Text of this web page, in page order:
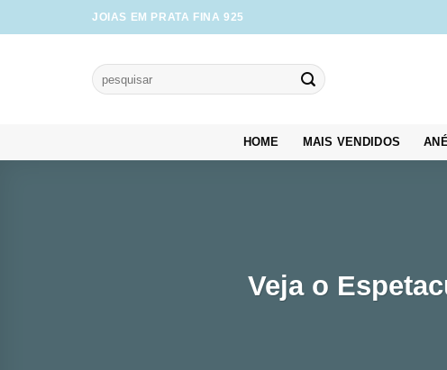
to
JOIAS EM PRATA FINA 925
Pesquisar
por:
HOME MAIS VENDIDOS
Veja o